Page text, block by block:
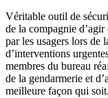
Véritable outil de
de la compagnie
par les usagers lors de
d’interventions
membres du bureau
de la gendarmerie et
meilleure façon qui soit.